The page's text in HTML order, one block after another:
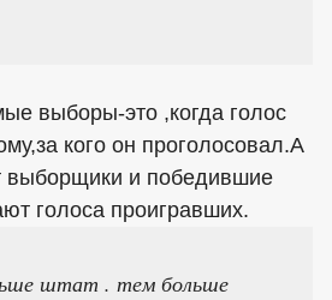
выборы-это ,когда голос
кого он проголосовал.А
и победившие
голоса проигравших.
штат . тем больше